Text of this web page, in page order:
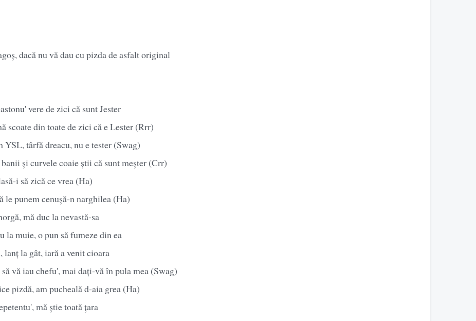
dacă nu vă dau cu pizda de asfalt original
vere de zici că sunt Jester
scoate din toate de zici că e Lester (Rrr)
YSL, târfă dreacu, nu e tester (Swag)
și curvele coaie știi că sunt meșter (Crr)
i să zică ce vrea (Ha)
le punem cenușă-n narghilea (Ha)
mă duc la nevastă-sa
la muie, o pun să fumeze din ea
lanț la gât, iară a venit cioara
vă iau chefu', mai dați-vă în pula mea (Swag)
pizdă, am pucheală d-aia grea (Ha)
mă știe toată țara